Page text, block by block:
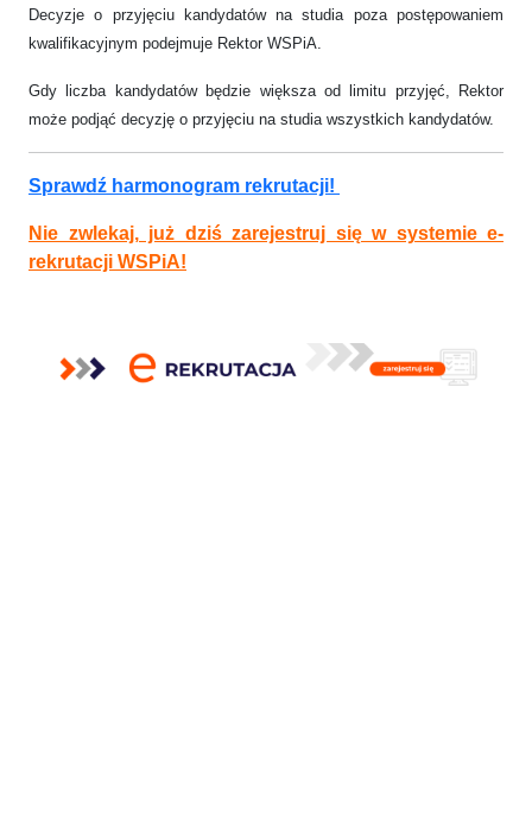
Decyzje o przyjęciu kandydatów na studia poza postępowaniem
kwalifikacyjnym podejmuje Rektor WSPiA.
Gdy liczba kandydatów będzie większa od limitu przyjęć, Rektor
może podjąć decyzję o przyjęciu na studia wszystkich kandydatów.
Sprawdź harmonogram rekrutacji!
Nie zwlekaj, już dziś zarejestruj się w systemie e-
rekrutacji WSPiA!